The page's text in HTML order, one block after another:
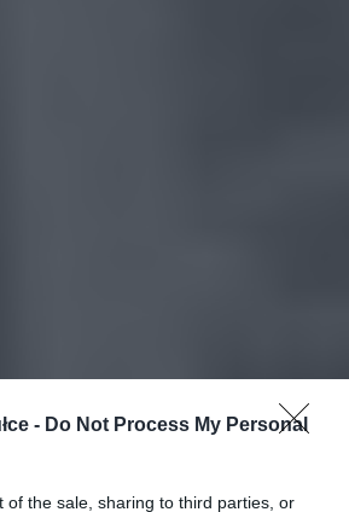
- Do Not Process My Personal
of the sale, sharing to third parties, or